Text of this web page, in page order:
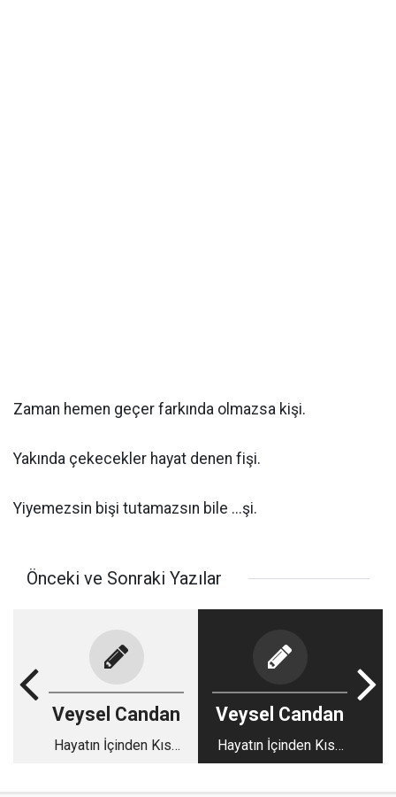
Zaman hemen geçer farkında olmazsa kişi.
Yakında çekecekler hayat denen fişi.
Yiyemezsin bişi tutamazsın bile ...şi.
Önceki ve Sonraki Yazılar
Veysel Candan
Hayatın İçinden Kısa
Veysel Candan
Hayatın İçinden Kısa
Kısa - 117